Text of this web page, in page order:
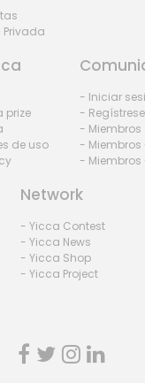
Privada
prize
de uso
- Iniciar
-
- Miembros
- Miembros
- Miembros
Network
- Yicca Contest
- Yicca News
- Yicca Shop
- Yicca Project